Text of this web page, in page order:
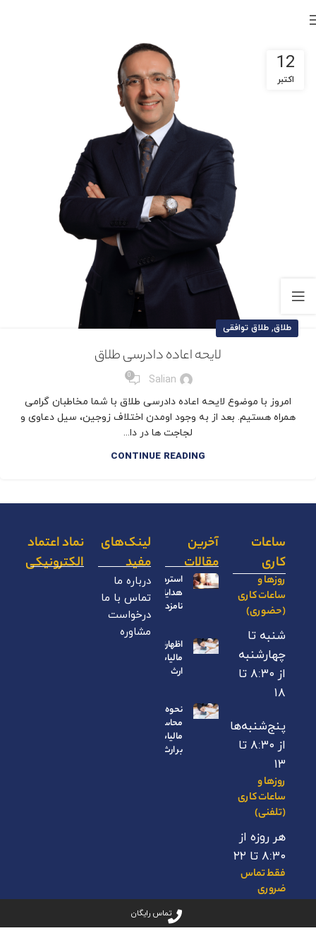
12
اکتبر
طلاق, طلاق توافقی
لایحه اعاده دادرسی طلاق
Salian
0
امروز با موضوع لایحه اعاده دادرسی طلاق با شما مخاطبان گرامی
همراه هستیم. بعد از به وجود اومدن اختلاف زوجین، سیل دعاوی و
لجاجت ها در دا...
CONTINUE READING
ساعات
کاری
روزها و
ساعات کاری
(حضوری)
شنبه تا
چهارشنبه
از ۸:۳۰ تا
۱۸
پنج‌شنبه‌ها
از ۸:۳۰ تا
۱۳
روزها و
ساعات کاری
(تلفنی)
هر روزه از
۸:۳۰ تا ۲۲
فقط تماس
ضروری
- ۰۹۱۲
آخرین
مقالات
استرداد
هدایای
نامزدی
اظهارنامه
مالیات بر
ارث
نحوه
محاسبه
مالیات
بر ارث
لینک‌های
مفید
درباره ما
تماس با ما
درخواست
مشاوره
نماد اعتماد
الکترونیکی
تماس رایگان